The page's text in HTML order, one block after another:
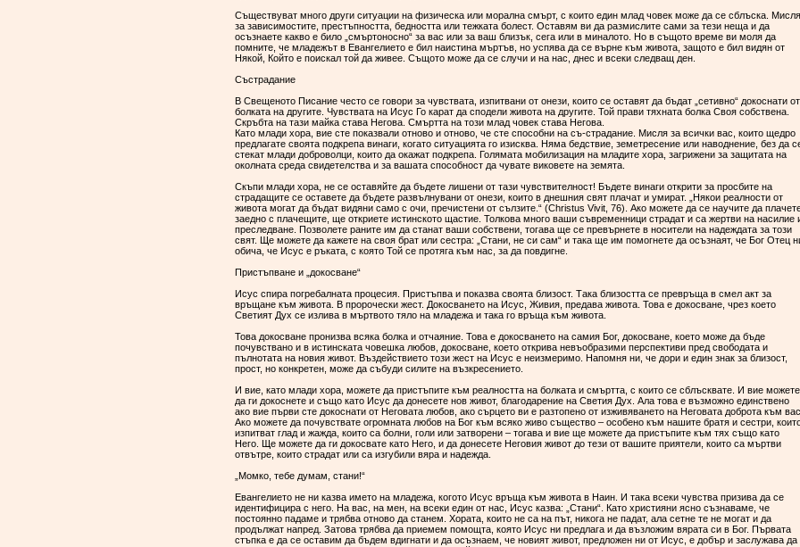
Съществуват много други ситуации на физическа или морална смърт, с които един млад човек може да се сблъска. Мисля
за зависимостите, престъпността, бедността или тежката болест. Оставям ви да размислите сами за тези неща и да
осъзнаете какво е било „смъртоносно“ за вас или за ваш близък, сега или в миналото. Но в същото време ви моля да
помните, че младежът в Евангелието е бил наистина мъртъв, но успява да се върне към живота, защото е бил видян от
Някой, Който е поискал той да живее. Същото може да се случи и на нас, днес и всеки следващ ден.
Състрадание
В Свещеното Писание често се говори за чувствата, изпитвани от онези, които се оставят да бъдат „сетивно“ докоснати от
болката на другите. Чувствата на Исус Го карат да сподели живота на другите. Той прави тяхната болка Своя собствена.
Скръбта на тази майка става Негова. Смъртта на този млад човек става Негова.
Като млади хора, вие сте показвали отново и отново, че сте способни на съ-страдание. Мисля за всички вас, които щедро
предлагате своята подкрепа винаги, когато ситуацията го изисква. Няма бедствие, земетресение или наводнение, без да
стекат млади доброволци, които да окажат подкрепа. Голямата мобилизация на младите хора, загрижени за защитата на
околната среда свидетелства и за вашата способност да чувате виковете на земята.
Скъпи млади хора, не се оставяйте да бъдете лишени от тази чувствителност! Бъдете винаги открити за просбите на
страдащите се оставете да бъдете развълнувани от онези, които в днешния свят плачат и умират. „Някои реалности от
живота могат да бъдат видяни само с очи, пречистени от сълзите.“ (Christus Vivit, 76). Ако можете да се научите да
заедно с плачещите, ще откриете истинското щастие. Толкова много ваши съвременници страдат и са жертви на насилие
преследване. Позволете раните им да станат ваши собствени, тогава ще се превърнете в носители на надеждата за този
свят. Ще можете да кажете на своя брат или сестра: „Стани, не си сам“ и така ще им помогнете да осъзнаят, че Бог Отец
обича, че Исус е ръката, с която Той се протяга към нас, за да повдигне.
Пристъпване и „докосване“
Исус спира погребалната процесия. Пристъпва и показва своята близост. Така близостта се превръща в смел акт за
връщане към живота. В пророчески жест. Докосването на Исус, Живия, предава живота. Това е докосване, чрез което
Светият Дух се излива в мъртвото тяло на младежа и така го връща към живота.
Това докосване пронизва всяка болка и отчаяние. Това е докосването на самия Бог, докосване, което може да бъде
почувствано и в истинската човешка любов, докосване, което открива невъобразими перспективи пред свободата и
пълнотата на новия живот. Въздействието този жест на Исус е неизмеримо. Напомня ни, че дори и един знак за близост,
прост, но конкретен, може да събуди силите на възкресението.
И вие, като млади хора, можете да пристъпите към реалността на болката и смъртта, с които се сблъсквате. И вие можете
да ги докоснете и също като Исус да донесете нов живот, благодарение на Светия Дух. Ала това е възможно единствено
ако вие първи сте докоснати от Неговата любов, ако сърцето ви е разтопено от изживяването на Неговата доброта към вас.
Ако можете да почувствате огромната любов на Бог към всяко живо същество ‒ особено към нашите братя и сестри,
изпитват глад и жажда, които са болни, голи или затворени ‒ тогава и вие ще можете да пристъпите към тях също като
Него. Ще можете да ги докосвате като Него, и да донесете Неговия живот до тези от вашите приятели, които са мъртви
отвътре, които страдат или са изгубили вяра и надежда.
„Момко, тебе думам, стани!“
Евангелието не ни казва името на младежа, когото Исус връща към живота в Наин. И така всеки чувства призива да се
идентифицира с него. На вас, на мен, на всеки един от нас, Исус казва: „Стани“. Като християни ясно съзнаваме, че
постоянно падаме и трябва отново да станем. Хората, които не са на път, никога не падат, ала сетне те не могат и да
продължат напред. Затова трябва да приемем помощта, която Исус ни предлага и да възложим вярата си в Бог. Първата
стъпка е да се оставим да бъдем вдигнати и да осъзнаем, че новият живот, предложен ни от Исус, е добър и заслужава да